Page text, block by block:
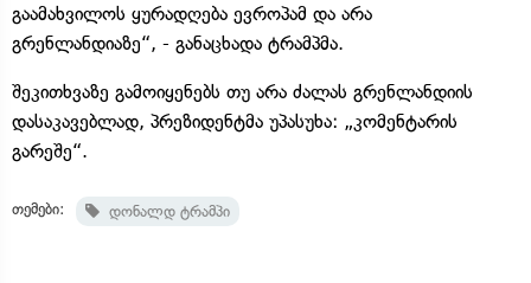
გაამახვილოს ყურადღება ევროპამ და არა
გრენლანდიაზე“, - განაცხადა ტრამპმა.
შეკითხვაზე გამოიყენებს თუ არა ძალას გრენლანდიის
დასაკავებლად, პრეზიდენტმა უპასუხა: „კომენტარის
გარეშე“.
თემები: დონალდ ტრამპი